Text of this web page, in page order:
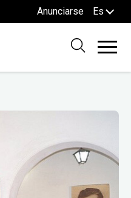
Anunciarse Es